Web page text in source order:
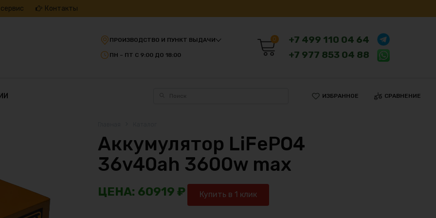
Контакты
ПРОИЗВОДСТВО И ПУНКТ ВЫДАЧИ
ПН – ПТ С 9:00 ДО 18:00
0
+7 499 110 04 64
+7 977 853 04 88
ИЗБРАННОЕ СРАВНЕНИЕ
Аккумулятор LiFePO4
36v40ah 3600w max
60919₽ Купить в 1 клик